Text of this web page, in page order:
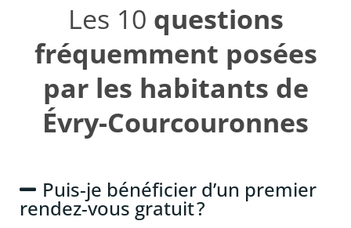
Les 10 questions
fréquemment posées
par les habitants de
Évry-Courcouronnes
Puis-je bénéficier d’un premier
rendez-vous gratuit ?